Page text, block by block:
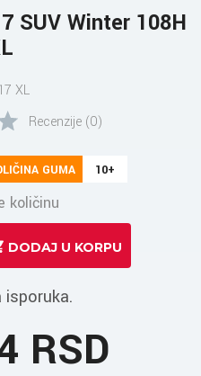
SUV Winter 108H
XL
Recenzije (0)
GUMA 10+
količinu
isporuka.
RSD